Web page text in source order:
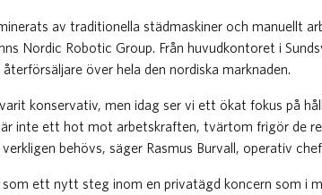
av traditionella städmaskiner och manuellt
Nordic Robotic Group. Från huvudkontoret i
över hela den nordiska marknaden.
konservativ, men idag ser vi ett ökat fokus på
inte ett hot mot arbetskraften, tvärtom frigör de
behövs, säger Rasmus Burvall, operativ
ett nytt steg inom en privatägd koncern som i